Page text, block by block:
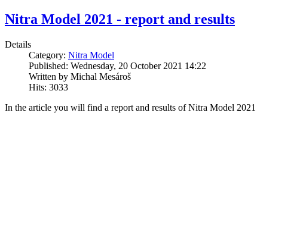
Nitra Model 2021 - report and results
Details
Category: Nitra Model
Published: Wednesday, 20 October 2021 14:22
Written by Michal Mesároš
Hits: 3033
In the article you will find a report and results of Nitra Model 2021